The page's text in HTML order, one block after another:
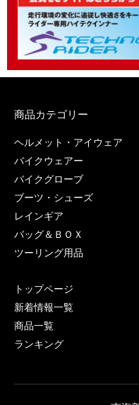
商品カテゴリー
ヘルメット・アイウェア
バイクウェアー
バイクグローブ
ブーツ・シューズ
レインギア
バッグ＆ＢＯＸ
ツーリング用品
トップページ
新着情報一覧
商品一覧
ランキング